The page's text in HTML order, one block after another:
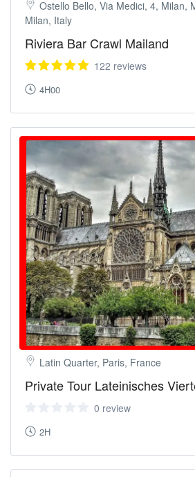
Latin Quarter, Paris, France
Private Tour Lateinisches
0 review
2H
Ostello Bello, Via Medici, 4, Milan,
Milan, Italy
Riviera Bar Crawl Mailand
122 reviews
4H00